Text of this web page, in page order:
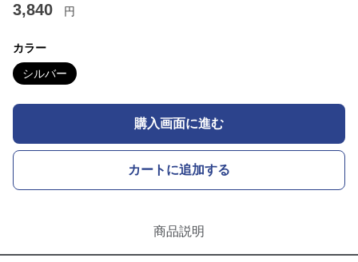
3,840 円
カラー
シルバー
購入画面に進む
カートに追加する
商品説明